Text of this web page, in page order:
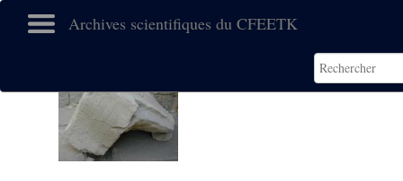
Archives scientifiques du CFEETK